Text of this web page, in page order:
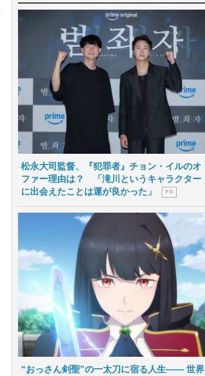
松永大司監督、『犯罪者』チョン・イルのオ
ファー理由は？ 「滝川というキャラクター
に出会えたことは運が良かった」
P R
“おっさん剣聖”の一太刀に宿る人生―― 世界